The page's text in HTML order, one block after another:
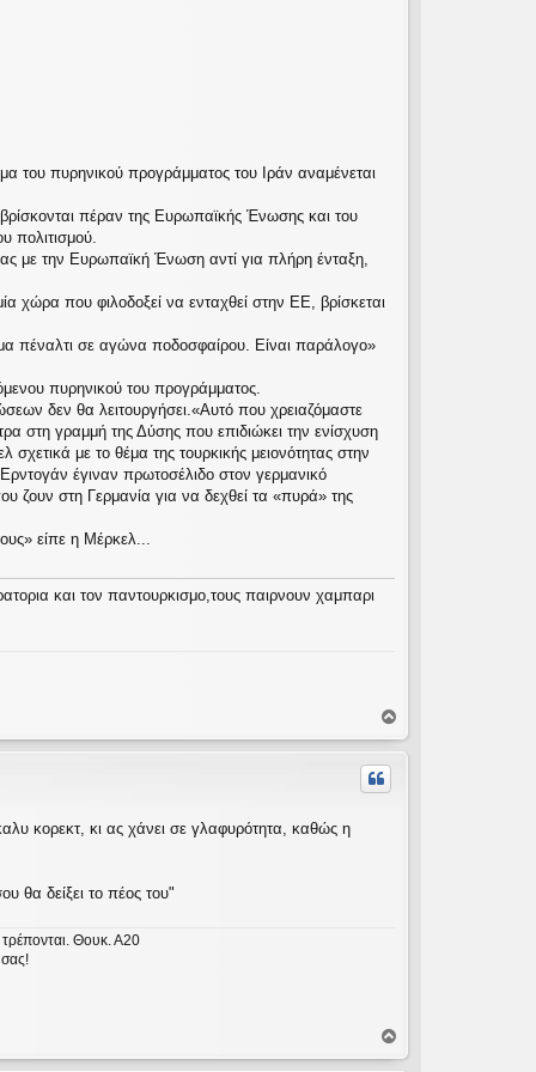
του πυρηνικού προγράμματος του Ιράν αναμένεται
πέραν της Ευρωπαϊκής Ένωσης και του
πολιτισμού.
με την Ευρωπαϊκή Ένωση αντί για πλήρη ένταξη,
χώρα που φιλοδοξεί να ενταχθεί στην ΕΕ, βρίσκεται
πέναλτι σε αγώνα ποδοσφαίρου. Είναι παράλογο»
πυρηνικού του προγράμματος.
δεν θα λειτουργήσει.«Αυτό που χρειαζόμαστε
στη γραμμή της Δύσης που επιδιώκει την ενίσχυση
με το θέμα της τουρκικής μειονότητας στην
έγιναν πρωτοσέλιδο στον γερμανικό
ζουν στη Γερμανία για να δεχθεί τα «πυρά» της
είπε η Μέρκελ...
και τον παντουρκισμο,τους παιρνουν χαμπαρι
ο
ρ
κορεκτ, κι ας χάνει σε γλαφυρότητα, καθώς η
θα δείξει το πέος του"
τρέπονται. Θουκ. Α20
σας!
ο